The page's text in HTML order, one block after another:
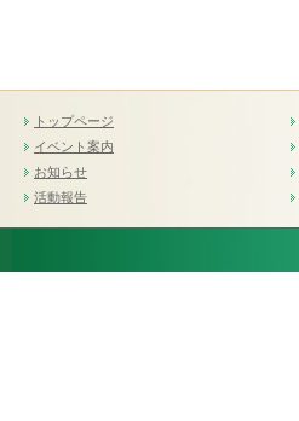
トップページ
イベント案内
お知らせ
活動報告